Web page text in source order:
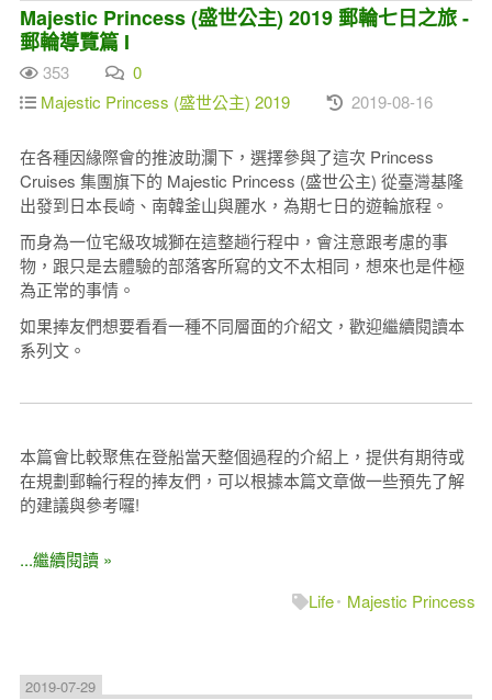
Majestic Princess (盛世公主) 2019 郵輪七日之旅 -
郵輪導覽篇 I
353
0
Majestic Princess (盛世公主) 2019
2019-08-16
在各種因緣際會的推波助瀾下，選擇參與了這次 Princess
Cruises 集團旗下的 Majestic Princess (盛世公主) 從臺灣基隆
出發到日本長崎、南韓釜山與麗水，為期七日的遊輪旅程。
而身為一位宅級攻城獅在這整趟行程中，會注意跟考慮的事
物，跟只是去體驗的部落客所寫的文不太相同，想來也是件極
為正常的事情。
如果捧友們想要看看一種不同層面的介紹文，歡迎繼續閱讀本
系列文。
本篇會比較聚焦在登船當天整個過程的介紹上，提供有期待或
在規劃郵輪行程的捧友們，可以根據本篇文章做一些預先了解
的建議與參考囉!
...繼續閱讀 »
Life
Majestic Princess
2019-07-29